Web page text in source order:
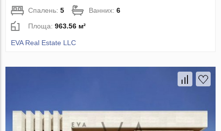
Спалень:5 Ванних:6
Площа:963.56 м²
EVA Real Estate LLC